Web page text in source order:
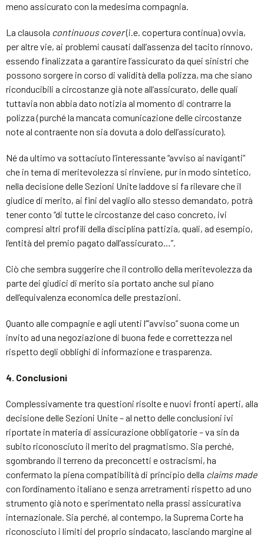
meno assicurato con la medesima compagnia.
La clausola continuous cover(i.e. copertura continua) ovvia,
per altre vie, ai problemi causati dall’assenza del tacito rinnovo,
essendo finalizzata a garantire l’assicurato da quei sinistri che
possono sorgere in corso di validità della polizza, ma che siano
riconducibili a circostanze già note all’assicurato, delle quali
tuttavia non abbia dato notizia al momento di contrarre la
polizza (purché la mancata comunicazione delle circostanze
note al contraente non sia dovuta a dolo dell’assicurato).
Né da ultimo va sottaciuto l’interessante “avviso ai naviganti”
che in tema di meritevolezza si rinviene, pur in modo sintetico,
nella decisione delle Sezioni Unite laddove si fa rilevare che il
giudice di merito, ai fini del vaglio allo stesso demandato, potrà
tener conto “di tutte le circostanze del caso concreto, ivi
compresi altri profili della disciplina pattizia, quali, ad esempio,
l’entità del premio pagato dall’assicurato…”.
Ciò che sembra suggerire che il controllo della meritevolezza da
parte dei giudici di merito sia portato anche sul piano
dell’equivalenza economica delle prestazioni.
Quanto alle compagnie e agli utenti l’”avviso” suona come un
invito ad una negoziazione di buona fede e correttezza nel
rispetto degli obblighi di informazione e trasparenza.
4. Conclusioni
Complessivamente tra questioni risolte e nuovi fronti aperti, alla
decisione delle Sezioni Unite – al netto delle conclusioni ivi
riportate in materia di assicurazione obbligatorie – va sin da
subito riconosciuto il merito del pragmatismo. Sia perché,
sgombrando il terreno da preconcetti e ostracismi, ha
confermato la piena compatibilità di principio della claims made
con l’ordinamento italiano e senza arretramenti rispetto ad uno
strumento già noto e sperimentato nella prassi assicurativa
internazionale. Sia perché, al contempo, la Suprema Corte ha
riconosciuto i limiti del proprio sindacato, lasciando margine al